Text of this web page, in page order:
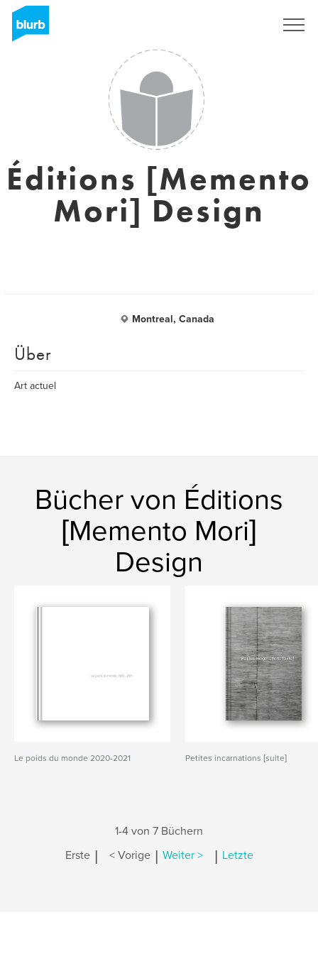
Éditions [Memento
Mori] Design
Montreal, Canada
Über
Art actuel
Bücher von Éditions
[Memento Mori]
Design
Le poids du monde 2020-2021 Petites incarnations [suite]
1-4 von 7 Büchern
Erste | < Vorige | Weiter > | Letzte